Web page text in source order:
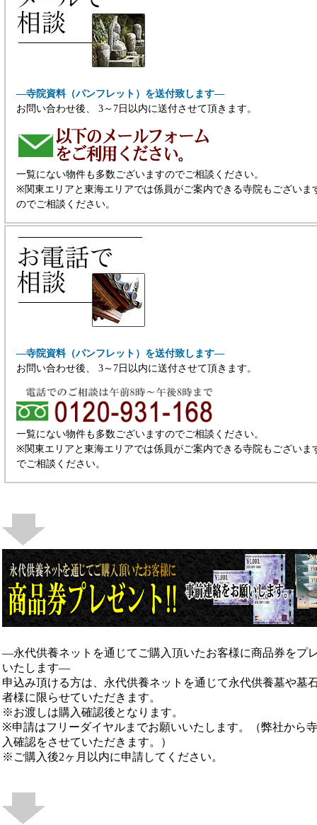
―寺院資料（パンフレット）を送付致します―
お問い合わせ後、 3～7日以内に送付させて頂きます。
一覧にない物件も多数ございますのでご相談ください。
※関東エリアと東海エリアでは係員がご案内できる寺院もございま
のでご相談ください。
―寺院資料（パンフレット）を送付致します―
お問い合わせ後、 3～7日以内に送付させて頂きます。
一覧にない物件も多数ございますのでご相談ください。
※関東エリアと東海エリアでは係員がご案内できる寺院もございま
でご相談ください。
―永代供養ネットを通じてご購入頂いたお客様に商品券をプ
いたします―
申込み頂ける方は、永代供養ネットを通じて永代供養墓や墓
者様に限らせていただきます。
※お渡しは購入確認後となります。
※申請はフリーダイヤルまでお願いいたします。（弊社から
入確認をさせていただきます。）
※ご購入後2ヶ月以内に申請してください。